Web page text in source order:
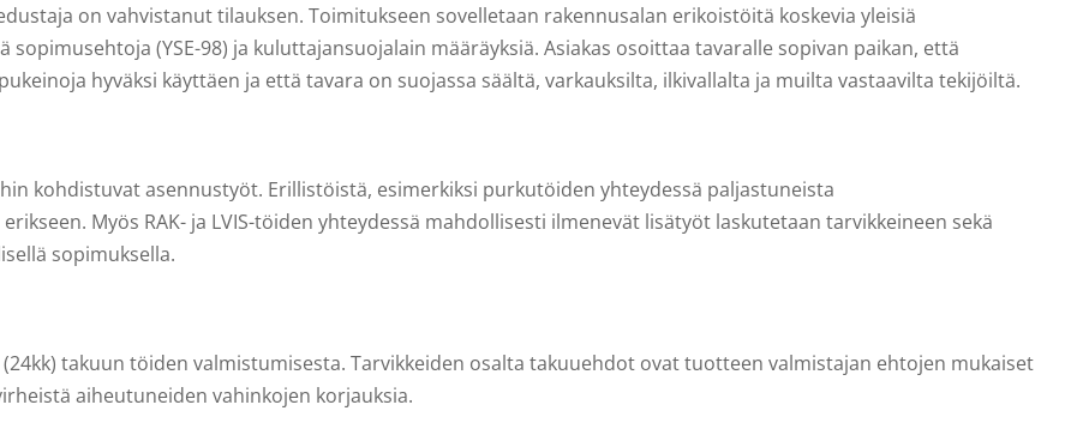
on vahvistanut tilauksen. Toimitukseen sovelletaan rakennusalan erikoistöitä koskevia yleisiä
sopimusehtoja (YSE-98) ja kuluttajansuojalain määräyksiä. Asiakas osoittaa tavaralle sopivan paikan, että
hyväksi käyttäen ja että tavara on suojassa säältä, varkauksilta, ilkivallalta ja muilta vastaavilta tekijöiltä.
kohdistuvat asennustyöt. Erillistöistä, esimerkiksi purkutöiden yhteydessä paljastuneista
Myös RAK- ja LVIS-töiden yhteydessä mahdollisesti ilmenevät lisätyöt laskutetaan tarvikkeineen sekä
sopimuksella.
takuun töiden valmistumisesta. Tarvikkeiden osalta takuuehdot ovat tuotteen valmistajan ehtojen mukaiset
aiheutuneiden vahinkojen korjauksia.